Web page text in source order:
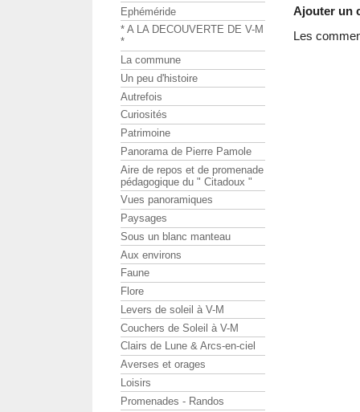
Ajouter un
Les
Ephéméride
* A LA DECOUVERTE DE V-M
*
La commune
Un peu d'histoire
Autrefois
Curiosités
Patrimoine
Panorama de Pierre Pamole
Aire de repos et de promenade
pédagogique du " Citadoux "
Vues panoramiques
Paysages
Sous un blanc manteau
Aux environs
Faune
Flore
Levers de soleil à V-M
Couchers de Soleil à V-M
Clairs de Lune & Arcs-en-ciel
Averses et orages
Loisirs
Promenades - Randos